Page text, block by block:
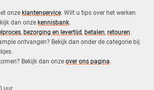
onze klantenservice. Wilt u tips over het werken
dan onze kennisbank.
, bezorging en levertijd, betalen, retouren.​
ontvangen? Bekijk dan onder de categorie bij
Bekijk dan onze over ons pagina.
uur